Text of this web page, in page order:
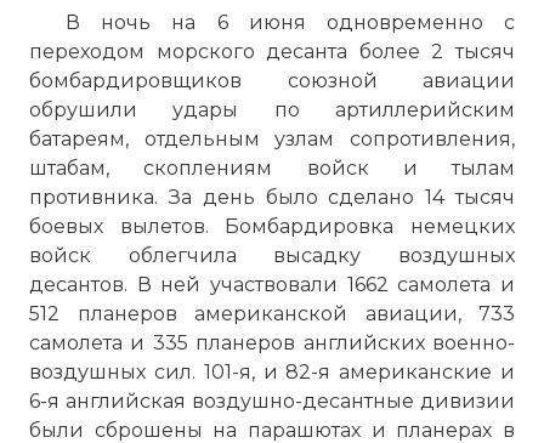
В ночь на 6 июня одновременно с
переходом морского десанта более 2 тысяч
бомбардировщиков союзной авиации
обрушили удары по артиллерийским
батареям, отдельным узлам сопротивления,
штабам, скоплениям войск и тылам
противника. За день было сделано 14 тысяч
боевых вылетов. Бомбардировка немецких
войск облегчила высадку воздушных
десантов. В ней участвовали 1662 самолета и
512 планеров американской авиации, 733
самолета и 335 планеров английских военно-
воздушных сил. 101-я, и 82-я американские и
6-я английская воздушно-десантные дивизии
были сброшены на парашютах и планерах в
Мэллори - первый покоритель
Джомолунгмы (Эвереста) в 1924 году.
Фото статьи: